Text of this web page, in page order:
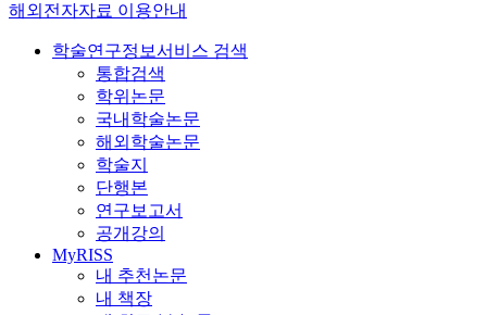
해외전자자료 이용안내
학술연구정보서비스 검색
통합검색
학위논문
국내학술논문
해외학술논문
학술지
단행본
연구보고서
공개강의
MyRISS
내 추천논문
내 책장